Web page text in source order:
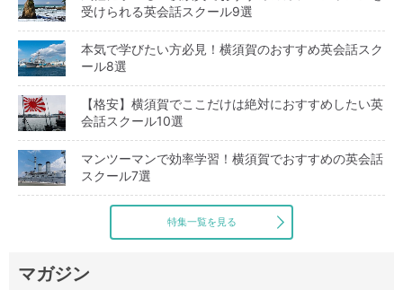
受けられる英会話スクール9選
本気で学びたい方必見！横須賀のおすすめ英会話スク
ール8選
【格安】横須賀でここだけは絶対におすすめしたい英
会話スクール10選
マンツーマンで効率学習！横須賀でおすすめの英会話
スクール7選
特集一覧を見る
マガジン